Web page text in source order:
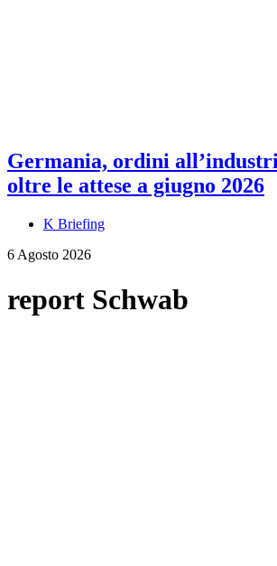
Germania, ordini
oltre le attese a giugno 2026
K Briefing
6 Agosto 2026
report Schwab